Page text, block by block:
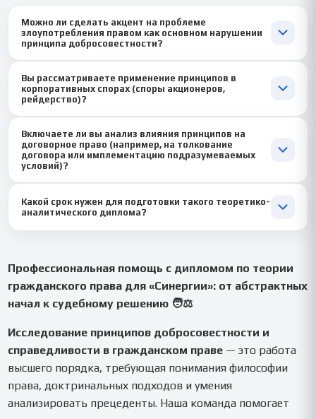
Можно ли сделать акцент на проблеме
злоупотребления правом как основном нарушении
принципа добросовестности?
доктринальные виды злоупотребления (шикана,
злоупотребление в форме бездействия, недопустимое
сильной специализированной частью диплома.
Вы рассматриваете применение принципов в
корпоративных спорах (споры акционеров,
рейдерство)?
отношения — благодатная почва для недобросовестного
поведения. Мы разберем, как принципы добросовестности
применяются для защиты миноритариев, оценки действий
Включаете ли вы анализ влияния принципов на
договорное право (например, на толкование
договора или имплементацию подразумеваемых
условий)?
покажем, как принцип добросовестности используется судами
для толкования договоров (ст. 431 ГК) и восполнения его
условий, когда что-то не было прямо оговорено, но
Какой срок нужен для подготовки такого теоретико-
аналитического диплома?
можем подготовить качественное исследование за 14-18
дней, сфокусировавшись на анализе нормативных положений и
основных векторах судебной практики. ⏱️
Профессиональная помощь с дипломом по теории
гражданского права для «Синергии»: от абстрактных
начал к судебному решению 🧑⚖️
Исследование принципов добросовестности и
справедливости в гражданском праве — это работа
высшего порядка, требующая понимания философии
права, доктринальных подходов и умения
анализировать прецеденты. Наша команда помогает